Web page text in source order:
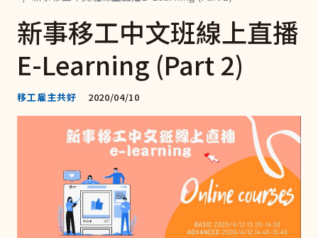
新事移工中文班線上直播
E-Learning (Part 2)
移工雇主共好 2020/04/10